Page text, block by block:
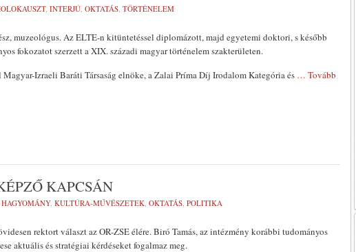
, INTERJÚ, OKTATÁS, TÖRTÉNELEM
muzeológus. Az ELTE-n kitüntetéssel diplomázott, majd egyetemi doktori, s később
fokozatot szerzett a XIX. századi magyar történelem szakterületen.
Izraeli Baráti Társaság elnöke, a Zalai Príma Díj Irodalom Kategória és … Tovább
KAPCSÁN
HAGYOMÁNY, KULTÚRA-MŰVÉSZETEK, OKTATÁS, POLITIKA
rektort választ az OR-ZSE élére. Biró Tamás, az intézmény korábbi tudományos
aktuális és stratégiai kérdéseket fogalmaz meg.